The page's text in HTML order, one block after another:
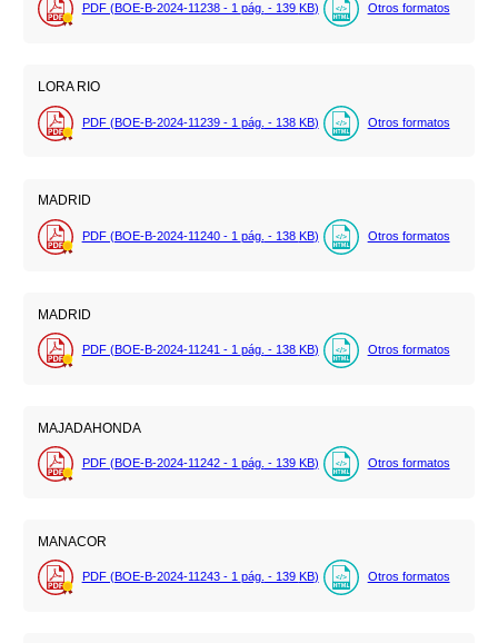
PDF (BOE-B-2024-11238 - 1 pág. - 139 KB) Otros formatos
LORA RIO
PDF (BOE-B-2024-11239 - 1 pág. - 138 KB) Otros formatos
MADRID
PDF (BOE-B-2024-11240 - 1 pág. - 138 KB) Otros formatos
MADRID
PDF (BOE-B-2024-11241 - 1 pág. - 138 KB) Otros formatos
MAJADAHONDA
PDF (BOE-B-2024-11242 - 1 pág. - 139 KB) Otros formatos
MANACOR
PDF (BOE-B-2024-11243 - 1 pág. - 139 KB) Otros formatos